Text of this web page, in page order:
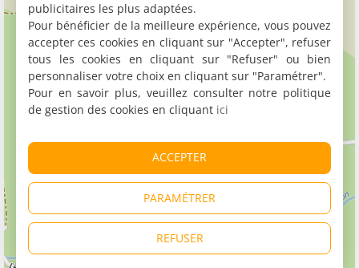
publicitaires les plus adaptées.
Pour bénéficier de la meilleure expérience, vous pouvez
accepter ces cookies en cliquant sur "Accepter", refuser
tous les cookies en cliquant sur "Refuser" ou bien
personnaliser votre choix en cliquant sur "Paramétrer".
Pour en savoir plus, veuillez consulter notre politique
de gestion des cookies en cliquant ici
ACCEPTER
PARAMÉTRER
REFUSER